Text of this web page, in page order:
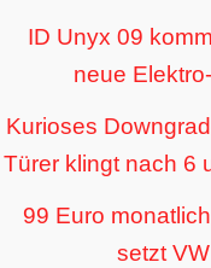
ID Unyx 09
neue
Kurioses
Türer klingt nach 6
99 Euro
setzt